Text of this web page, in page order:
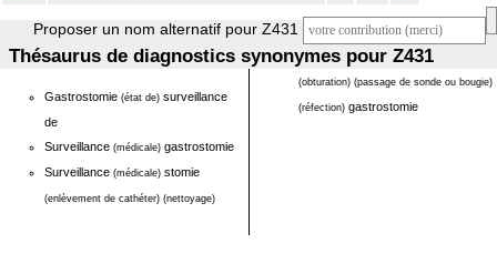
Proposer un nom alternatif pour Z431
Thésaurus de diagnostics synonymes pour Z431
Gastrostomie (état de) surveillance
de
Surveillance (médicale) gastrostomie
Surveillance (médicale) stomie
(enlèvement de cathéter) (nettoyage)
(obturation) (passage de sonde ou bougie)
(réfection) gastrostomie